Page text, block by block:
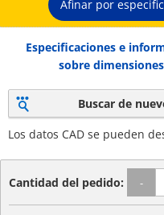
Afinar por
Especificaciones e
sobre dimensiones
Buscar de
Los datos CAD se pueden
Cantidad del pedido: -